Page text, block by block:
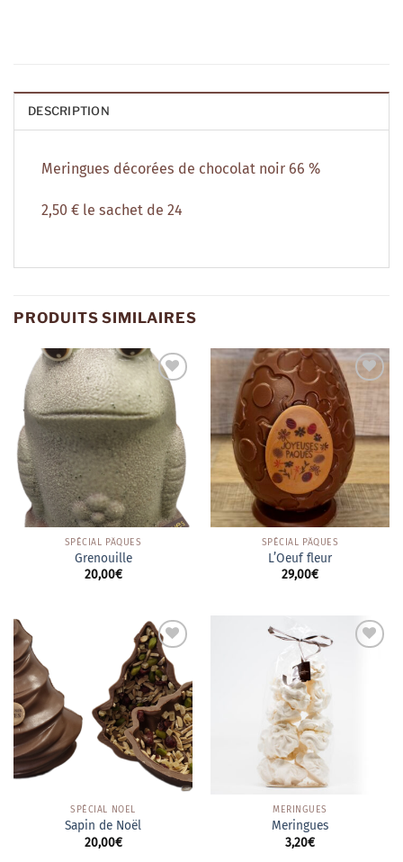
DESCRIPTION
Meringues décorées de chocolat noir 66 %
2,50 € le sachet de 24
PRODUITS SIMILAIRES
Ajouter
à la
wishlist
SPÉCIAL PÂQUES
Grenouille
20,00€
Ajouter
wishlist
SPÉCIAL PÂQUES
L’Oeuf fleur
29,00€
Ajouter
à la
wishlist
SPÉCIAL NOËL
Sapin de Noël
20,00€
MERINGUES
Meringues
3,20€